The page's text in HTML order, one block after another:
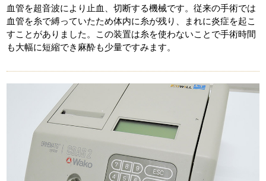
血管を超音波により止血、切断する機械です。従来の手術では
血管を糸で縛っていたため体内に糸が残り、まれに炎症を起こ
すことがありました。この装置は糸を使わないことで手術時間
も大幅に短縮でき麻酔も少量ですみます。